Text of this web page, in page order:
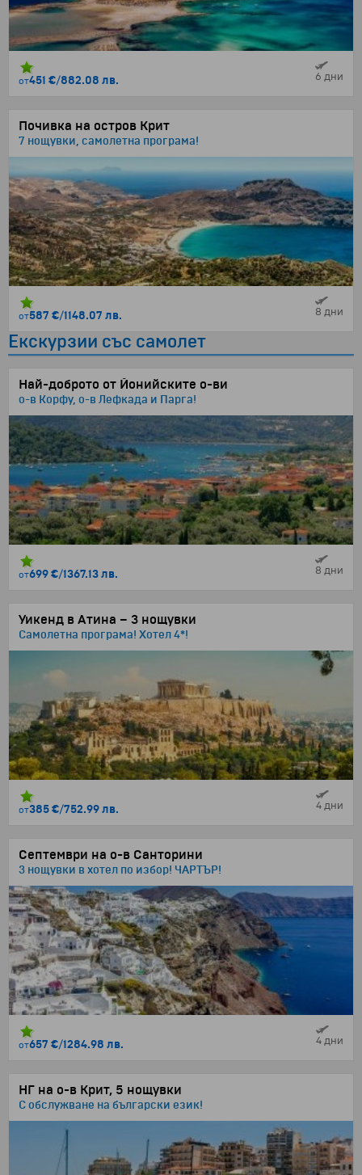
от451 €/882.08 лв. 6 дни
Почивка на остров Крит
7 нощувки, самолетна програма!
от587 €/1148.07 лв. 8 дни
Екскурзии със самолет
Най-доброто от Йонийските о-ви
о-в Корфу, о-в Лефкада и Парга!
от699 €/1367.13 лв. 8 дни
Уикенд в Атина – 3 нощувки
Самолетна програма! Хотел 4*!
от385 €/752.99 лв. 4 дни
Септември на о-в Санторини
3 нощувки в хотел по избор! ЧАРТЪР!
от657 €/1284.98 лв. 4 дни
НГ на о-в Крит, 5 нощувки
С обслужване на български език!